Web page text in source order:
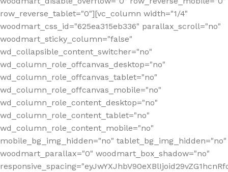
row_reverse_tablet="0"][vc_column width="1/4"
woodmart_css_id="625ea315eb336" parallax_scroll="no"
woodmart_sticky_column="false"
wd_collapsible_content_switcher="no"
wd_column_role_offcanvas_desktop="no"
wd_column_role_offcanvas_tablet="no"
wd_column_role_offcanvas_mobile="no"
wd_column_role_content_desktop="no"
wd_column_role_content_tablet="no"
wd_column_role_content_mobile="no"
mobile_bg_img_hidden="no" tablet_bg_img_hidden="no"
woodmart_parallax="0" woodmart_box_shadow="no"